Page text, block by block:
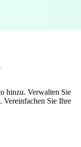
hinzu. Verwalten Sie
Vereinfachen Sie Ihre